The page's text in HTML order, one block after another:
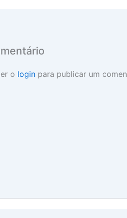
o login para publicar um